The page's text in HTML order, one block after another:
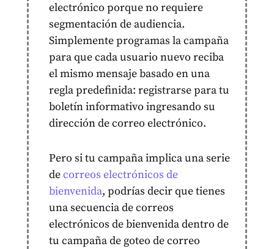
electrónico porque no requiere
segmentación de audiencia.
Simplemente programas la campaña
para que cada usuario nuevo reciba
el mismo mensaje basado en una
regla predefinida: registrarse para tu
boletín informativo ingresando su
dirección de correo electrónico.
Pero si tu campaña implica una serie
decorreos electrónicos de
bienvenida, podrías decir que tienes
una secuencia de correos
electrónicos de bienvenida dentro de
tu campaña de goteo de correo